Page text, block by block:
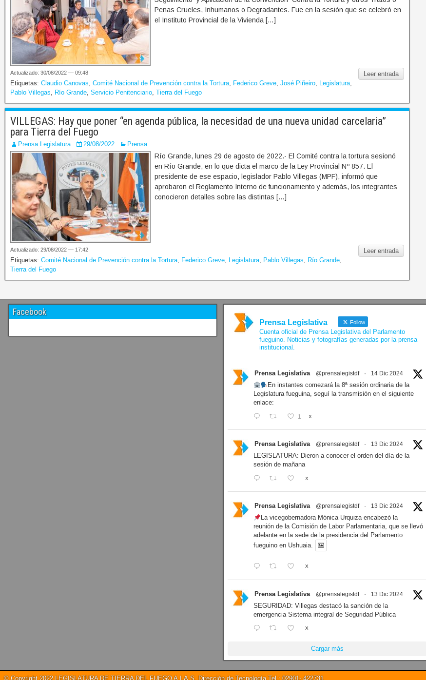
Penas Crueles, Inhumanos o Degradantes. Fue en la sesión que se celebró en
el Instituto Provincial de la Vivienda […]
Leer entrada
Actualizado: 30/08/2022 — 09:48
Etiquetas: Claudio Canovas, Comité Nacional de Prevención contra la Tortura, Federico Greve, José Piñeiro, Legislatura,
Pablo Villegas, Río Grande, Servicio Penitenciario, Tierra del Fuego
VILLEGAS: Hay que poner “en agenda pública, la necesidad de una nueva unidad carcelaria”
para Tierra del Fuego
Prensa Legislatura 29/08/2022 Prensa
Río Grande, lunes 29 de agosto de 2022.- El Comité contra la tortura sesionó
en Río Grande, en lo que dicta el marco de la Ley Provincial Nº 857. El
presidente de ese espacio, legislador Pablo Villegas (MPF), informó que
aprobaron el Reglamento Interno de funcionamiento y además, los integrantes
conocieron detalles sobre las distintas […]
Leer entrada
Actualizado: 29/08/2022 — 17:42
Etiquetas: Comité Nacional de Prevención contra la Tortura, Federico Greve, Legislatura, Pablo Villegas, Río Grande,
Tierra del Fuego
Facebook
Prensa Legislativa Follow
Cuenta oficial de Prensa Legislativa del Parlamento
fueguino. Noticias y fotografías generadas por la prensa
institucional.
Prensa Legislativa @prensalegistdf · 14 Dic 2024
En instantes comezará la 8ª sesión ordinaria de la
Legislatura fueguina, seguí la transmisión en el siguiente
enlace:
1 X
Prensa Legislativa @prensalegistdf · 13 Dic 2024
LEGISLATURA: Dieron a conocer el orden del día de la
sesión de mañana
X
Prensa Legislativa @prensalegistdf · 13 Dic 2024
La vicegobernadora Mónica Urquiza encabezó la
reunión de la Comisión de Labor Parlamentaria, que se llevó
adelante en la sede de la presidencia del Parlamento
fueguino en Ushuaia.
X
Prensa Legislativa @prensalegistdf · 13 Dic 2024
SEGURIDAD: Villegas destacó la sanción de la
emergencia Sistema integral de Seguridad Pública
X
Cargar más
© Copyright 2022 LEGISLATURA DE TIERRA DEL FUEGO A.I.A.S. Dirección de Tecnología Tel.: 02901- 422731